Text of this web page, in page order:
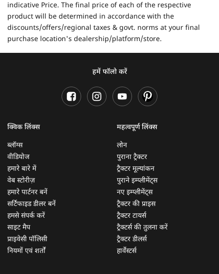
indicative Price. The final price of each of the respective
product will be determined in accordance with the
discounts/offers/regional taxes & govt. norms at your final
purchase location's dealership/platform/store.
हमें फॉलो करें
क्विक लिंक्स
ब्लॉग्स
वीडियोज
हमारे बारे में
वेब स्टोरीज़
हमारे पार्टनर बनें
सर्टिफाइड डीलर बनें
हमसे संपर्क करें
साइट मैप
प्राइवेसी पॉलिसी
नियमों एवं शर्तों
महत्वपूर्ण लिंक्स
लोन
पुराना ट्रैक्टर
ट्रैक्टर मूल्यांकन
पुराने इम्प्लीमेंट्स
नए इम्प्लीमेंट्स
ट्रैक्टर की प्राइस
ट्रैक्टर टायर्स
ट्रैक्टर्स की तुलना करें
ट्रैक्टर डीलर्स
हार्वेस्टर्स